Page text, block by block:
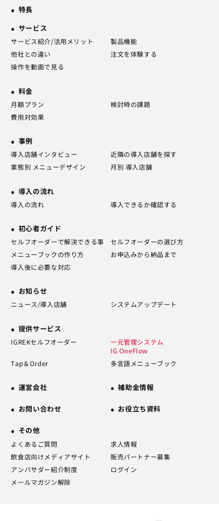
特長
サービス
サービス紹介/活用メリット
製品機能
他社との違い
注文を体験する
操作を動画で見る
料金
月額プラン
検討時の課題
費用対効果
事例
導入店舗インタビュー
近隣の導入店舗を探す
業態別 メニューデザイン
月別 導入店舗
導入の流れ
導入の流れ 導入できるか確認する
初心者ガイド
セルフオーダーで解決できる事
セルフオーダーの選び方
メニューブックの作り方
お申込みから納品まで
導入後に必要な対応
お知らせ
ニュース/導入店舗 システムアップデート
提供サービス
IGREKセルフオーダー
一元管理システム
IG OneFlow
Tap＆Order
多言語メニューブック
運営会社 補助金情報
お問い合わせ お役立ち資料
その他
よくあるご質問
求人情報
飲食店向けメディアサイト
販売パートナー募集
アンバサダー紹介制度
ログイン
メールマガジン解除